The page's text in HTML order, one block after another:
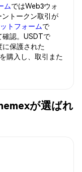
ムではWeb3ウォ
トークン取引が
トフォームで
確認。USDTで
保護された
購入し、取引また
が選ばれ